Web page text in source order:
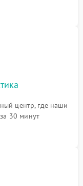
центр, где наши
30 минут